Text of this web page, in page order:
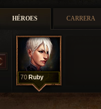
HÉROES CARRERA
70 Ruby